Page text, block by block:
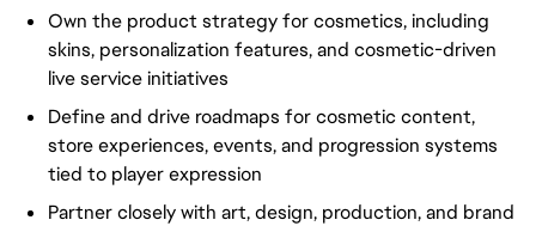
Own the product strategy for cosmetics, including
skins, personalization features, and cosmetic-driven
live service initiatives
Define and drive roadmaps for cosmetic content,
store experiences, events, and progression systems
tied to player expression
Partner closely with art, design, production, and brand